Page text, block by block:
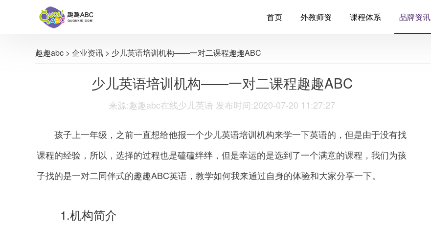
首页 外教师资 课程体系 品牌资讯
趣趣abc > 企业资讯 > 少儿英语培训机构——一对二课程趣趣ABC
少儿英语培训机构——一对二课程趣趣ABC
来源:趣趣abc在线少儿英语 发布时间:2020-07-20 11:27:27
孩子上一年级，之前一直想给他报一个少儿英语培训机构来学一下英语的，但是由于没有找
课程的经验，所以，选择的过程也是磕磕绊绊，但是幸运的是选到了一个满意的课程，我们为孩
子找的是一对二同伴式的趣趣ABC英语，教学如何我来通过自身的体验和大家分享一下。
1.机构简介